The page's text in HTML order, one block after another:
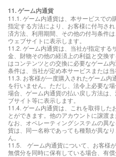
11. ゲーム内通貨
11.1. ゲーム内通貨は、本サービスでの
指定する方法により、お客様に付与さ
済方法、利用期間、その他の付与条件
ウェブサイトに表示します。
11.2. ゲーム内通貨は、当社が指定する
金、財物その他の経済上の利益と交換
はコンテンツとの交換に必要なゲーム
条件は、当社が定め本サービスまたは当
11.3. お客様が一度購入されたゲーム内
を行いません。ただし、法令上必要な
場合、ゲーム内通貨の払い戻し方法は
ブサイト等に表示します。
11.4. ゲーム内通貨は、これを取得した
とができます。他のアカウントに譲渡
なお、オペレーティングシステムの異
貨は、同一名称であっても種類が異な
ん。
11.5. ゲーム内通貨について、お客様
無償分を同時に保有している場合、有償